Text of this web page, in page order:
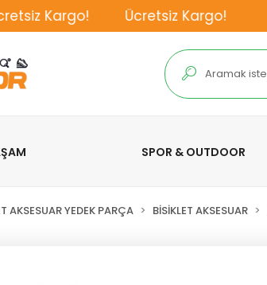
Kargo! Ücretsiz Kargo!
SPOR & OUTDOOR
AKSESUAR YEDEK PARÇA BİSİKLET AKSESUAR